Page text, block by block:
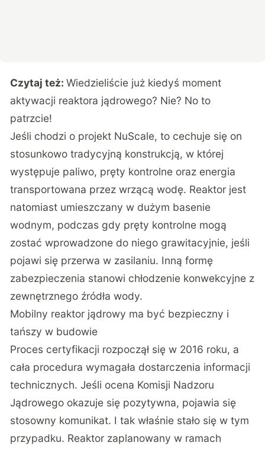
Czytaj też:Wiedzieliście już kiedyś moment
aktywacji reaktora jądrowego? Nie? No to
patrzcie!
Jeśli chodzi o projekt NuScale, to cechuje się on
stosunkowo tradycyjną konstrukcją, w której
występuje paliwo, pręty kontrolne oraz energia
transportowana przez wrzącą wodę. Reaktor jest
natomiast umieszczany w dużym basenie
wodnym, podczas gdy pręty kontrolne mogą
zostać wprowadzone do niego grawitacyjnie, jeśli
pojawi się przerwa w zasilaniu. Inną formę
zabezpieczenia stanowi chłodzenie konwekcyjne z
zewnętrznego źródła wody.
Mobilny reaktor jądrowy ma być bezpieczny i
tańszy w budowie
Proces certyfikacji rozpoczął się w 2016 roku, a
cała procedura wymagała dostarczenia informacji
technicznych. Jeśli ocena Komisji Nadzoru
Jądrowego okazuje się pozytywna, pojawia się
stosowny komunikat. I tak właśnie stało się w tym
przypadku. Reaktor zaplanowany w ramach